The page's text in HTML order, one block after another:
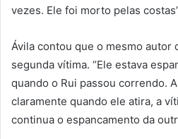
vezes. Ele foi morto pelas
Ávila contou que o mesmo autor
segunda vítima. “Ele estava
quando o Rui passou correndo.
claramente quando ele atira, a
continua o espancamento da